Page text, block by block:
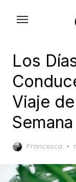
Los
Viaje
Francesca